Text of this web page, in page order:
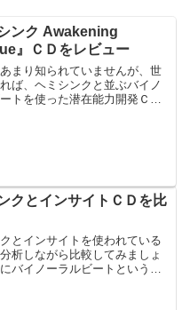
シンク Awakening
』ＣＤをレビュー
まり知られていませんが、世
ば、ヘミシンクと並ぶバイノ
トを使った潜在能力開発ＣＤ
クとインサイトＣＤを比
とインサイトを使われている
析しながら比較してみましょ
バイノーラルビートという手